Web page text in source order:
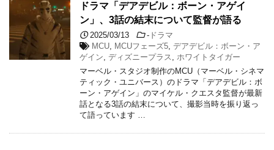
ドラマ「デアデビル：ボーン・アゲイ
ン」、3話の結末について監督が語る
2025/03/13 - ドラマ
MCU
MCUフェーズ5 ,デアデビル：ボーン・ア
ゲイン
ディズニープラス
ホワイトタイガー
マーベル・スタジオ制作のMCU（マーベル・シネマ
ティック・ユニバース）のドラマ「デアデビル：ボ
ーン・アゲイン」のマイケル・クエスタ監督が最新
話となる3話の結末について、撮影当時を振り返っ
て語っています …